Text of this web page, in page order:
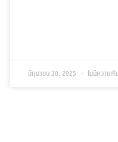
มิถุนายน 30, 2025 ไม่มีความเห็